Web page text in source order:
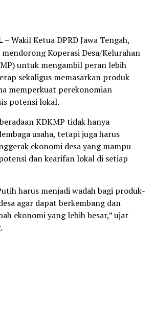
– Wakil Ketua DPRD Jawa Tengah,
Koperasi Desa/Kelurahan
untuk mengambil peran lebih
sekaligus memasarkan produk
memperkuat perekonomian
potensi lokal.
KDKMP tidak hanya
usaha, tetapi juga harus
ekonomi desa yang mampu
dan kearifan lokal di setiap
harus menjadi wadah bagi produk-
agar dapat berkembang dan
ekonomi yang lebih besar,” ujar